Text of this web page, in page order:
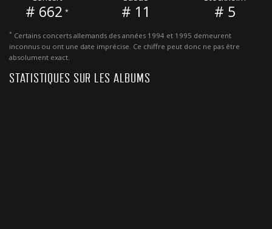
# 662 * # 11 # 5
* Certains concerts allemands des années 1994 et 1995 demeurent
inconnus ou ont une date imprécise. Ce chiffre peut donc ne pas être
absolument exact.
STATISTIQUES SUR LES ALBUMS